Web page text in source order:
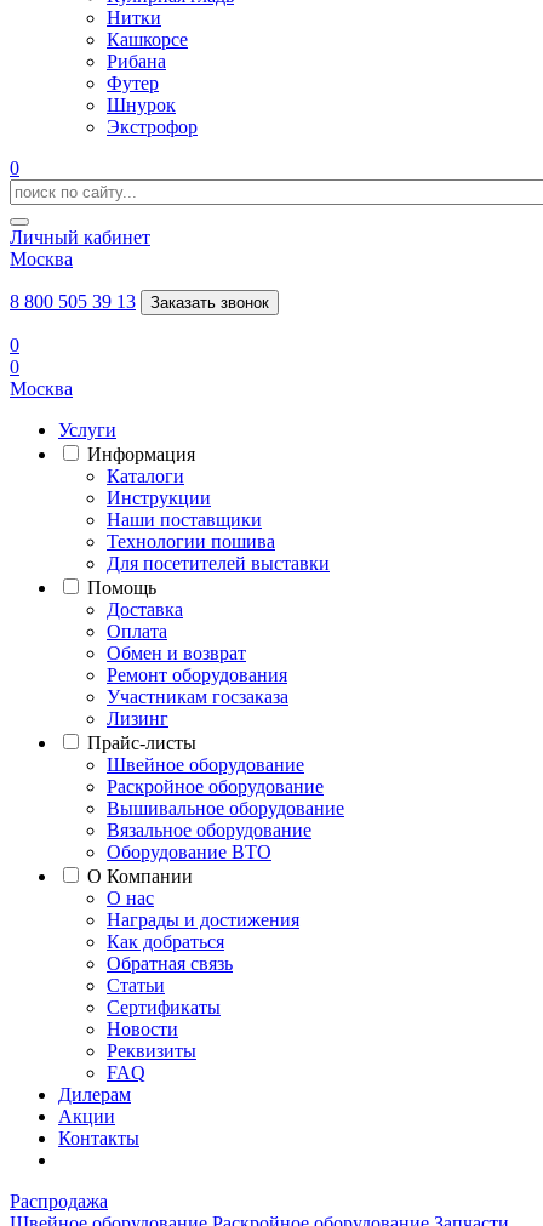
Нитки
Кашкорсе
Рибана
Футер
Шнурок
Экстрофор
0
Личный кабинет
Москва
8 800 505 39 13 Заказать звонок
0
0
Москва
Услуги
Информация
Каталоги
Инструкции
Наши поставщики
Технологии пошива
Для посетителей выставки
Помощь
Доставка
Оплата
Обмен и возврат
Ремонт оборудования
Участникам госзаказа
Лизинг
Прайс-листы
Швейное оборудование
Раскройное оборудование
Вышивальное оборудование
Вязальное оборудование
Оборудование ВТО
О Компании
О нас
Награды и достижения
Как добраться
Обратная связь
Статьи
Сертификаты
Новости
Реквизиты
FAQ
Дилерам
Акции
Контакты
Распродажа